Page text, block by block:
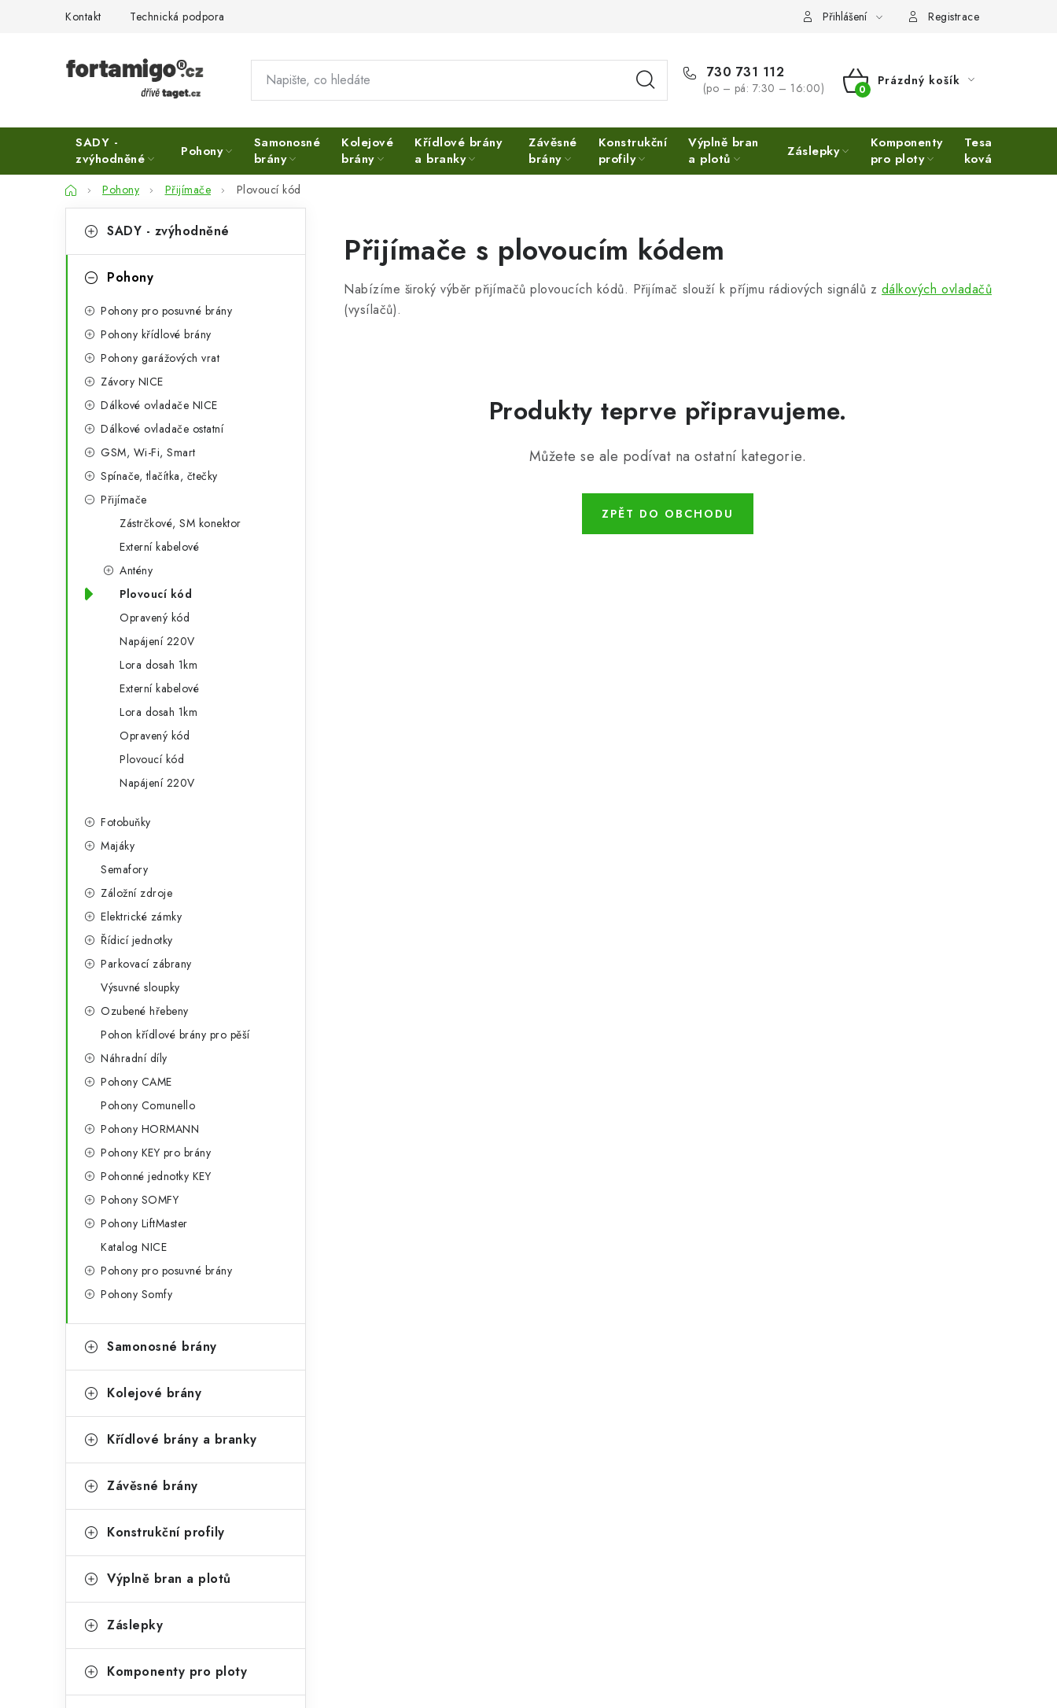
Kontakt Technická podpora Přihlášení Registrace
730 731 112
(po – pá: 7:30 – 16:00)
NÁKUPNÍ
KOŠÍK
Prázdný košík
SADY -
zvýhodněné
Pohony
Samonosné
brány
Kolejové
brány
Křídlové brány
a branky
Závěsné
brány
Konstrukční
profily
Výplně bran
a plotů
Záslepky
Komponenty
pro ploty
Tesařské
kování
DomůPohony Přijímače Plovoucí kód
okategorie
a
SADY - zvýhodněné
Pohony
Pohony pro posuvné brány
Pohony křídlové brány
Pohony garážových vrat
Závory NICE
Dálkové ovladače NICE
Dálkové ovladače ostatní
GSM, Wi-Fi, Smart
Spínače, tlačítka, čtečky
Přijímače
Zástrčkové, SM konektor
Externí kabelové
Antény
Plovoucí kód
Opravený kód
Napájení 220V
Lora dosah 1km
Externí kabelové
Lora dosah 1km
Opravený kód
Plovoucí kód
Napájení 220V
Fotobuňky
Majáky
Semafory
Záložní zdroje
Elektrické zámky
Řídicí jednotky
Parkovací zábrany
Výsuvné sloupky
Ozubené hřebeny
Pohon křídlové brány pro pěší
Náhradní díly
Pohony CAME
Pohony Comunello
Pohony HORMANN
Pohony KEY pro brány
Pohonné jednotky KEY
Pohony SOMFY
Pohony LiftMaster
Katalog NICE
Pohony pro posuvné brány
Pohony Somfy
Samonosné brány
Kolejové brány
Křídlové brány a branky
Závěsné brány
Konstrukční profily
Výplně bran a plotů
Záslepky
Komponenty pro ploty
Přijímače s plovoucím kódem
Nabízíme široký výběr přijímačů plovoucích kódů. Přijímač slouží k příjmu rádiových signálů z dálkových ovladačů
(vysílačů).
Produkty teprve připravujeme.
Můžete se ale podívat na ostatní kategorie.
ZPĚT DO OBCHODU